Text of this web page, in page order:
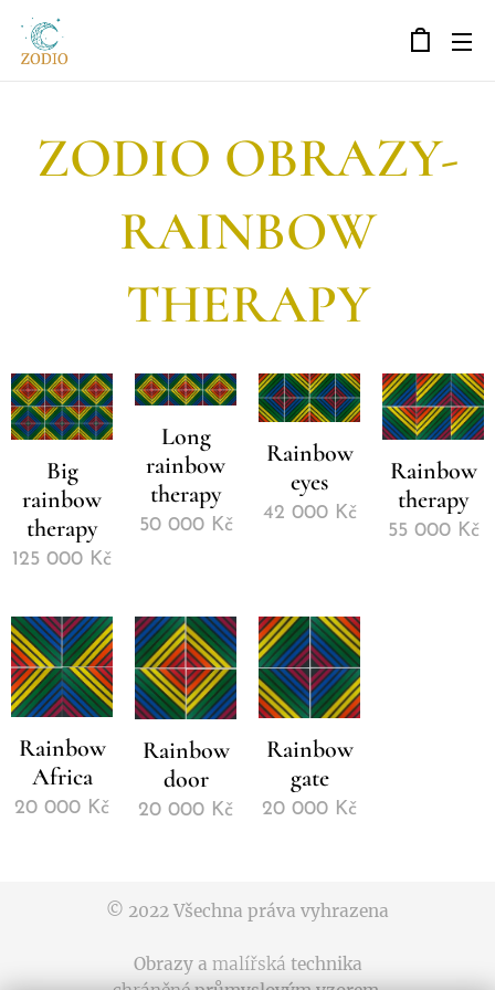
ZODIO OBRAZY-
RAINBOW
THERAPY
Big
rainbow
therapy
125 000 Kč
Long
rainbow
therapy
50 000Kč
Rainbow
eyes
42 000Kč
Rainbow
therapy
55 000Kč
Rainbow
Africa
20 000 Kč
Rainbow
door
20 000 Kč
Rainbow
gate
20 000 Kč
© 2022 Všechna práva vyhrazena
Obrazy a malířská technika